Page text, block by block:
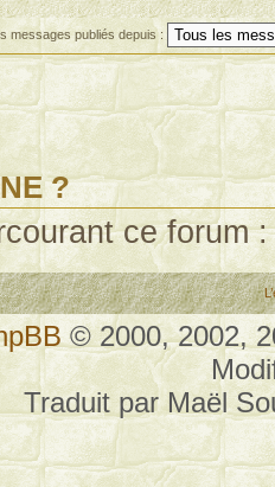
messages publiés depuis :
?
ce forum
© 2000, 2002,
Traduit par Maël